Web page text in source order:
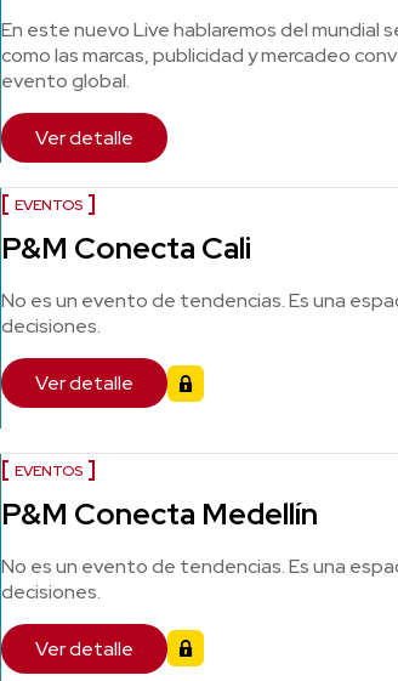
En este nuevo Live hablaremos del mundial
como las marcas, publicidad y mercadeo
evento global.
Ver detalle
EVENTOS
P&M Conecta Cali
No es un evento de tendencias. Es una
decisiones.
Ver detalle
EVENTOS
P&M Conecta Medellín
No es un evento de tendencias. Es una
decisiones.
Ver detalle